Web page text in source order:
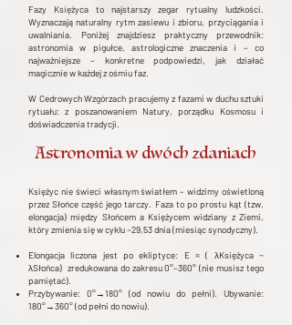
Fazy Księżyca to najstarszy zegar rytualny ludzkości.
Wyznaczają naturalny rytm zasiewu i zbioru, przyciągania i
uwalniania. Poniżej znajdziesz praktyczny przewodnik:
astronomia w pigułce, astrologiczne znaczenia i – co
najważniejsze – konkretne podpowiedzi, jak działać
magicznie w każdej z ośmiu faz.
W Cedrowych Wzgórzach pracujemy z fazami w duchu sztuki
rytuału: z poszanowaniem Natury, porządku Kosmosu i
doświadczenia tradycji.
Astronomia w dwóch zdaniach
Księżyc nie świeci własnym światłem – widzimy oświetloną
przez Słońce część jego tarczy. Faza to po prostu kąt (tzw.
elongacja) między Słońcem a Księżycem widziany z Ziemi,
który zmienia się w cyklu ~29,53 dnia (miesiąc synodyczny).
Elongacja liczona jest po ekliptyce: E = ( λKsiężyca −
λSłońca) zredukowana do zakresu 0°–360° (nie musisz tego
pamiętać).
Przybywanie: 0°→180° (od nowiu do pełni). Ubywanie:
180°→360° (od pełni do nowiu).